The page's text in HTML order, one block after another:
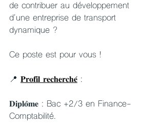
de contribuer au développement
d'une entreprise de transport
dynamique ?
Ce poste est pour vous !
📍 𝐏𝐫𝐨𝐟𝐢𝐥 𝐫𝐞𝐜𝐡𝐞𝐫𝐜𝐡𝐞́ :
𝐃𝐢𝐩𝐥𝐨̂𝐦𝐞 : Bac +2/3 en Finance-
Comptabilité.